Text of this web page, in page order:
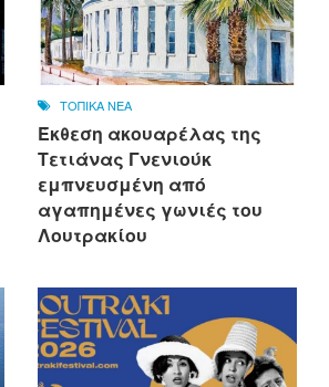
ΤΟΠΙΚΑ ΝΕΑ
Έκθεση ακουαρέλας της
Τετιάνας Γνενιούκ
εμπνευσμένη από
αγαπημένες γωνιές του
Λουτρακίου